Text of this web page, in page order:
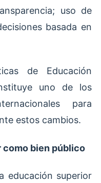
uso de
basada en
de Educación
uno de los
para
estos cambios.
como bien público
educación superior